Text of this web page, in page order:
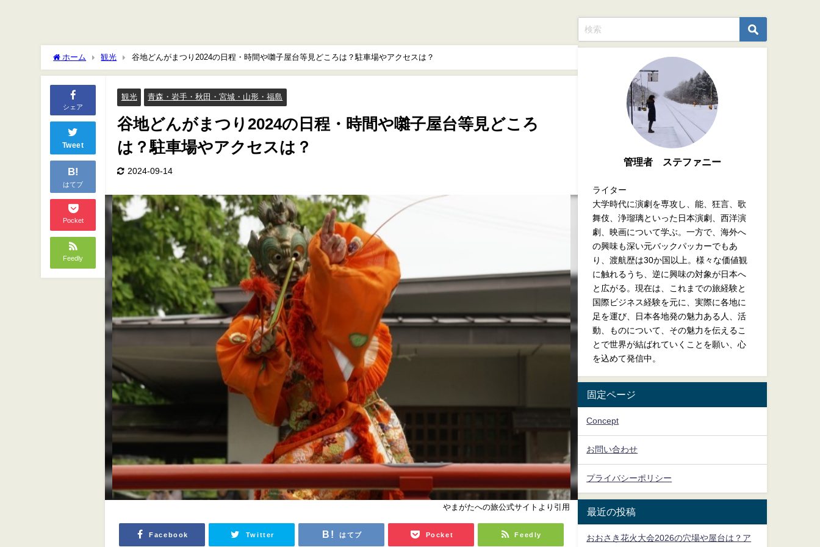
ホーム 観光 谷地どんがまつり2024の日程・時間や囃子屋台等見どころは？駐車場やアクセスは？
シェア
Tweet
B!
はてブ
Pocket
Feedly
観光 青森・岩手・秋田・宮城・山形・福島
谷地どんがまつり2024の日程・時間や囃子屋台等見どころ
は？駐車場やアクセスは？
2024-09-14
やまがたへの旅公式サイトより引用
Facebook Twitter はてブ Pocket Feedly
管理者 ステファニー
ライター
大学時代に演劇を専攻し、能、狂言、歌
舞伎、浄瑠璃といった日本演劇、西洋演
劇、映画について学ぶ。一方で、海外へ
の興味も深い元バックパッカーでもあ
り、渡航歴は30か国以上。様々な価値観
に触れるうち、逆に興味の対象が日本へ
と広がる。現在は、これまでの旅経験と
国際ビジネス経験を元に、実際に各地に
足を運び、日本各地発の魅力ある人、活
動、ものについて、その魅力を伝えるこ
とで世界が結ばれていくことを願い、心
を込めて発信中。
固定ページ
Concept
お問い合わせ
プライバシーポリシー
最近の投稿
おおさき花火大会2026の穴場や屋台は？ア